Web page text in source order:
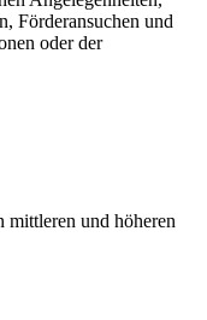
Förderansuchen und
oder der
mittleren und höheren